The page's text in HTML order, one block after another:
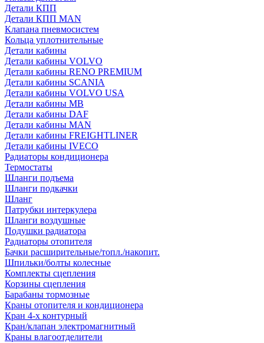
Детали КПП
Детали КПП MAN
Клапана пневмосистем
Кольца уплотнительные
Детали кабины
Детали кабины VOLVO
Детали кабины RENO PREMIUM
Детали кабины SCANIA
Детали кабины VOLVO USA
Детали кабины MB
Детали кабины DAF
Детали кабины MAN
Детали кабины FREIGHTLINER
Детали кабины IVECO
Радиаторы кондиционера
Термостаты
Шланги подъема
Шланги подкачки
Шланг
Патрубки интеркулера
Шланги воздушные
Подушки радиатора
Радиаторы отопителя
Бачки расширительные/топл./накопит.
Шпильки/болты колесные
Комплекты сцепления
Корзины сцепления
Барабаны тормозные
Краны отопителя и кондиционера
Кран 4-х контурный
Кран/клапан электромагнитный
Краны влагоотделители